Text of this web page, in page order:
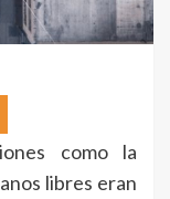
como la
libres eran